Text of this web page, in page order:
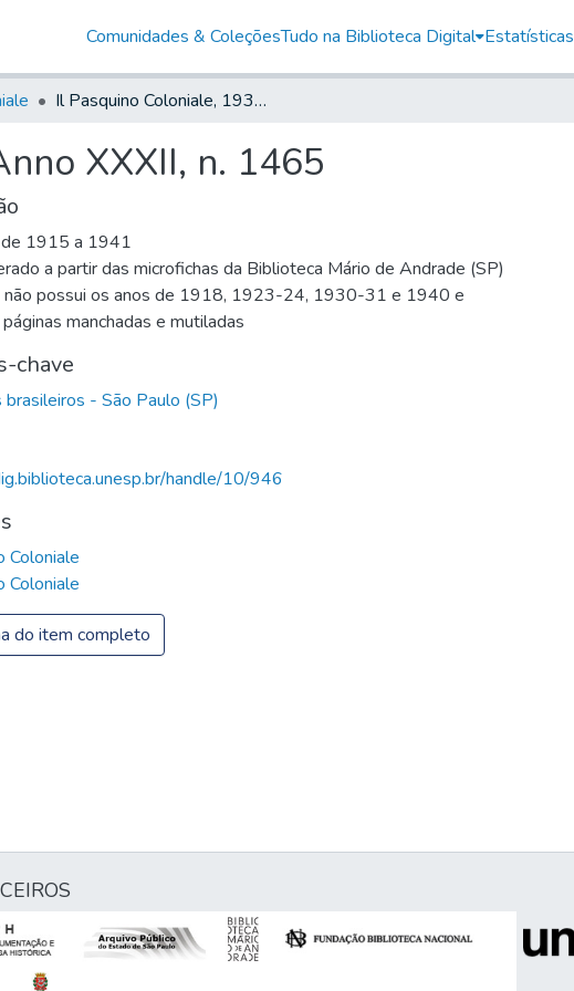
Comunidades & ColeçõesTudo na Biblioteca Digital Estatísticas
Il Pasquino Coloniale, 1938, Anno XXXII, n. 1465
XXXII, n. 1465
de 1915 a 1941
a partir das microfichas da Biblioteca Mário de Andrade (SP)
não possui os anos de 1918, 1923-24, 1930-31 e 1940 e
manchadas e mutiladas
chave
brasileiros - São Paulo (SP)
handle/10/946
Coloniale
Coloniale
do item completo